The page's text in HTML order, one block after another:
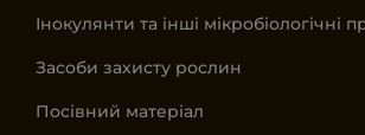
Інокулянти та інші мікробіологічні
Засоби захисту рослин
Посівний матеріал